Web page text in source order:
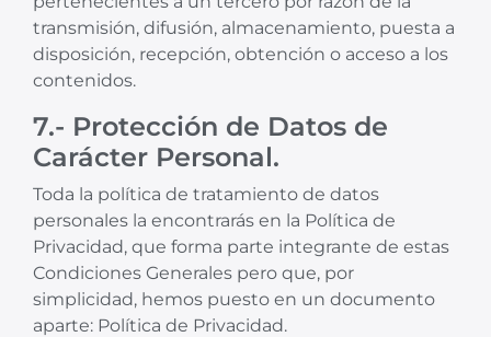
transmisión, difusión, almacenamiento, puesta a
disposición, recepción, obtención o acceso a los
contenidos.
7.- Protección de Datos de
Carácter Personal.
Toda la política de tratamiento de datos
personales la encontrarás en la Política de
Privacidad, que forma parte integrante de estas
Condiciones Generales pero que, por
simplicidad, hemos puesto en un documento
aparte: Política de Privacidad.